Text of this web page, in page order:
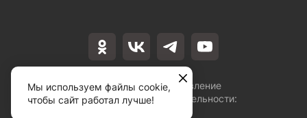
Лицензия на осуществление
образовательной деятельности:
Мы используем файлы cookie,
чтобы сайт работал лучше!